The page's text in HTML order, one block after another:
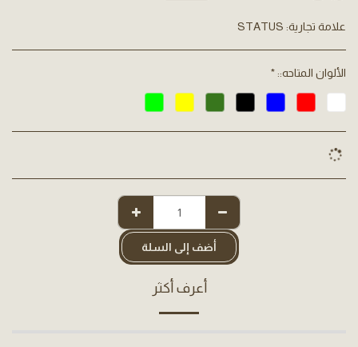
علامة تجارية: STATUS
الألوان المتاحه::*
أضف إلى السلة
أعرف أكثر